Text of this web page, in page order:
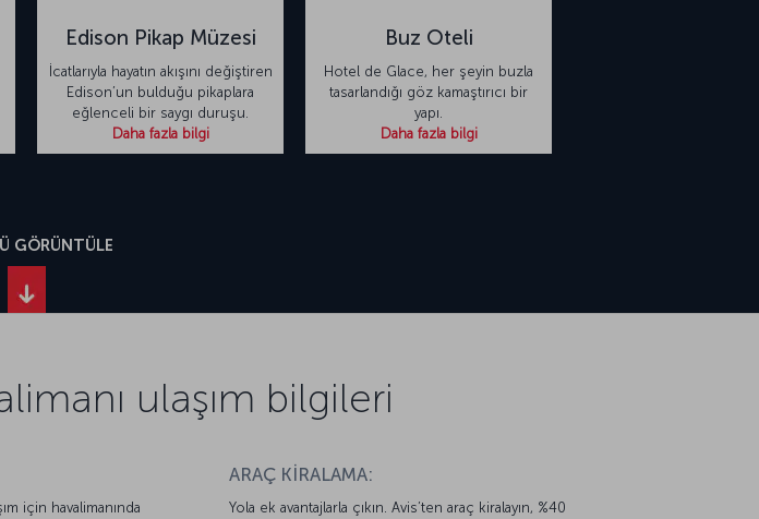
Edison Pikap Müzesi
İcatlarıyla hayatın akışını değiştiren
Edison’un bulduğu pikaplara
eğlenceli bir saygı duruşu.
Daha fazla bilgi
Buz Oteli
Hotel de Glace, her şeyin buzla
tasarlandığı göz kamaştırıcı bir
yapı.
Daha fazla bilgi
GÖRÜNTÜLE
ulaşım bilgileri
için havalimanında
ARAÇ KİRALAMA:
Yola ek avantajlarla çıkın. Avis’ten araç kiralayın, %40